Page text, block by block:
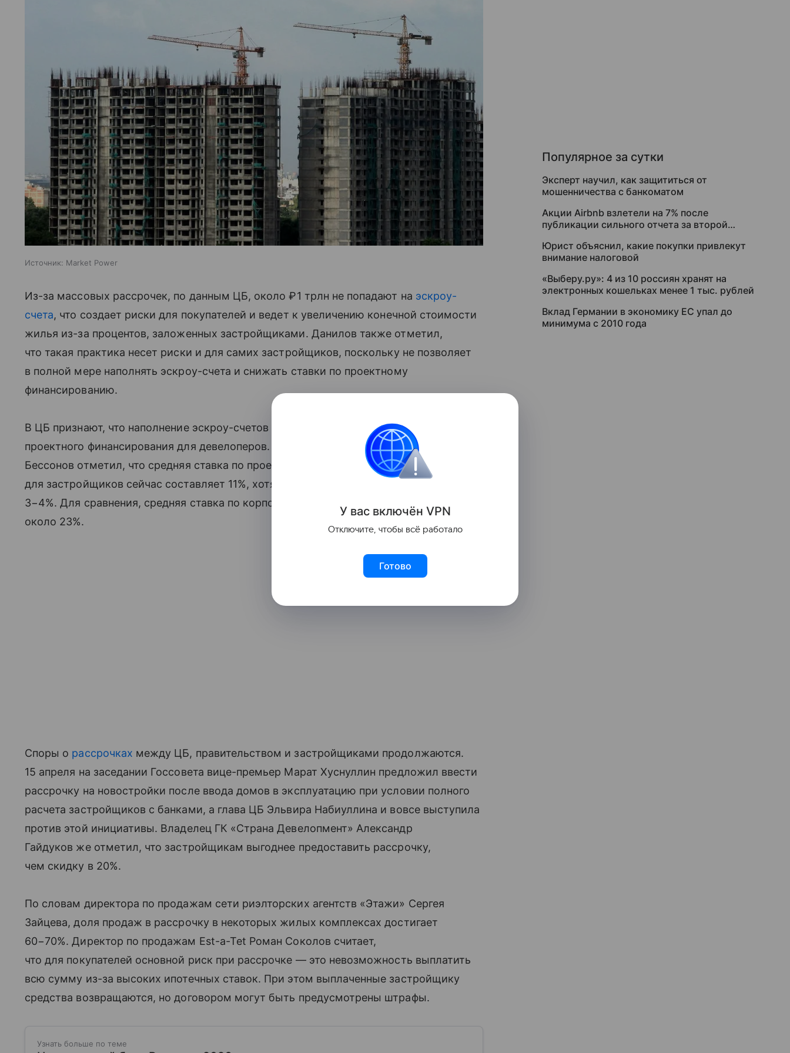
Источник: Market Power
Из-за массовых рассрочек, по данным ЦБ, около ₽1 трлн не попадают на эскроу-
счета, что создает риски для покупателей и ведет к увеличению конечной стоимости
жилья из-за процентов, заложенных застройщиками. Данилов также отметил,
что такая практика несет риски и для самих застройщиков, поскольку не позволяет
в полной мере наполнять эскроу-счета и снижать ставки по проектному
финансированию.
В ЦБ признают, что наполнение эскроу-счетов способствует снижению стоимости
проектного финансирования для девелоперов. Вице-президент
СбербанкаСергей
Бессонов отметил, что средняя ставка по проектному финансированию
для застройщиков сейчас составляет 11%, хотя ранее она находилась на уровне
3−4%. Для сравнения, средняя ставка по корпоративному кредитованию составляет
около 23%.
Споры о рассрочках между ЦБ, правительством и застройщиками продолжаются.
15 апреля на заседании Госсовета вице-премьер Марат Хуснуллин предложил ввести
рассрочку на новостройки после ввода домов в эксплуатацию при условии полного
расчета застройщиков с банками, а глава ЦБ Эльвира Набиуллина и вовсе выступила
против этой инициативы. Владелец ГК «Страна Девелопмент» Александр
Гайдуков же отметил, что застройщикам выгоднее предоставить рассрочку,
чем скидку в 20%.
По словам директора по продажам сети риэлторских агентств «Этажи» Сергея
Зайцева, доля продаж в рассрочку в некоторых жилых комплексах достигает
60−70%. Директор по продажам Est-a-Tet Роман Соколов считает,
что для покупателей основной риск при рассрочке — это невозможность выплатить
всю сумму из-за высоких ипотечных ставок. При этом выплаченные застройщику
средства возвращаются, но договором могут быть предусмотрены штрафы.
Узнать больше по теме
Популярное за сутки
Эксперт научил, как защититься от
мошенничества с банкоматом
Акции Airbnb взлетели на 7% после
публикации сильного отчета за второй
Юрист объяснил, какие покупки привлекут
внимание налоговой
«Выберу.ру»: 4 из 10 россиян хранят на
электронных кошельках менее 1 тыс. рублей
Вклад Германии в экономику ЕС упал до
минимума с 2010 года
У вас включён VPN
Отключите, чтобы всё работало
Готово